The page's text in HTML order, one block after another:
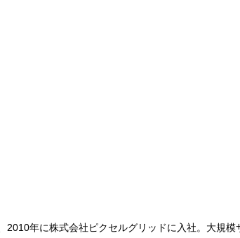
年に株式会社ピクセルグリッドに入社。大規